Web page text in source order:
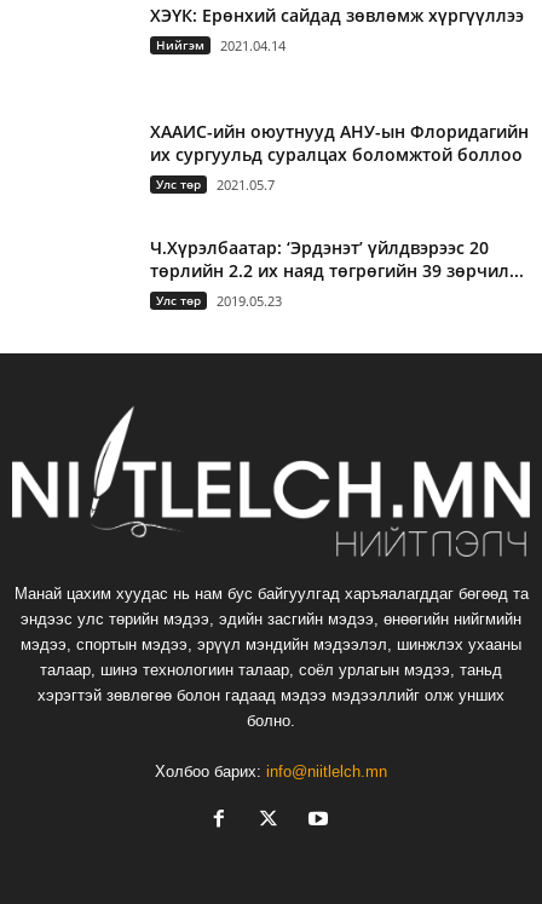
ХЭҮК: Ерөнхий сайдад зөвлөмж хүргүүллээ
Нийгэм 2021.04.14
ХААИС-ийн оюутнууд АНУ-ын Флоридагийн
их сургуульд суралцах боломжтой боллоо
Улс төр 2021.05.7
Ч.Хүрэлбаатар: ‘Эрдэнэт’ үйлдвэрээс 20
төрлийн 2.2 их наяд төгрөгийн 39 зөрчил...
Улс төр 2019.05.23
Манай цахим хуудас нь нам бус байгуулгад харъяалагддаг бөгөөд та
эндээс улс төрийн мэдээ, эдийн засгийн мэдээ, өнөөгийн нийгмийн
мэдээ, спортын мэдээ, эрүүл мэндийн мэдээлэл, шинжлэх ухааны
талаар, шинэ технологиин талаар, соёл урлагын мэдээ, таньд
хэрэгтэй зөвлөгөө болон гадаад мэдээ мэдээллийг олж унших
болно.
Холбоо барих: info@niitlelch.mn